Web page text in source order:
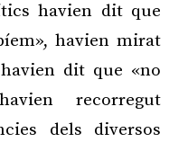
havien dit que
havien mirat
dit que «no
recorregut
dels diversos